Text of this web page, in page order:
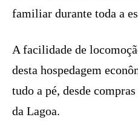
familiar durante toda a
A facilidade de
desta hospedagem
tudo a pé, desde
da Lagoa.